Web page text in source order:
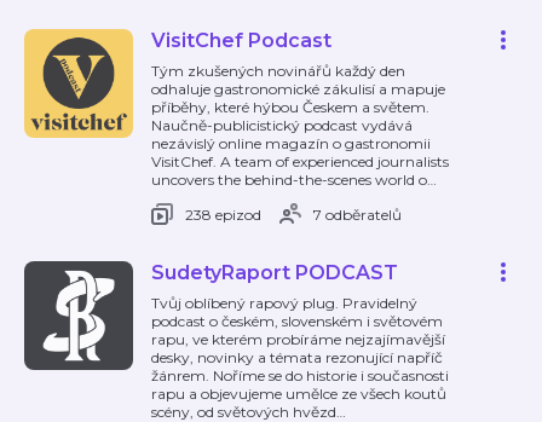
VisitChef Podcast
Tým zkušených novinářů každý den
odhaluje gastronomické zákulisí a mapuje
příběhy, které hýbou Českem a světem.
Naučně-publicistický podcast vydává
nezávislý online magazín o gastronomii
VisitChef. A team of experienced journalists
uncovers the behind-the-scenes world o…
238 epizod
7 odběratelů
SudetyRaport PODCAST
Tvůj oblíbený rapový plug. Pravidelný
podcast o českém, slovenském i světovém
rapu, ve kterém probíráme nejzajímavější
desky, novinky a témata rezonující napříč
žánrem. Noříme se do historie i současnosti
rapu a objevujeme umělce ze všech koutů
scény, od světových hvězd…